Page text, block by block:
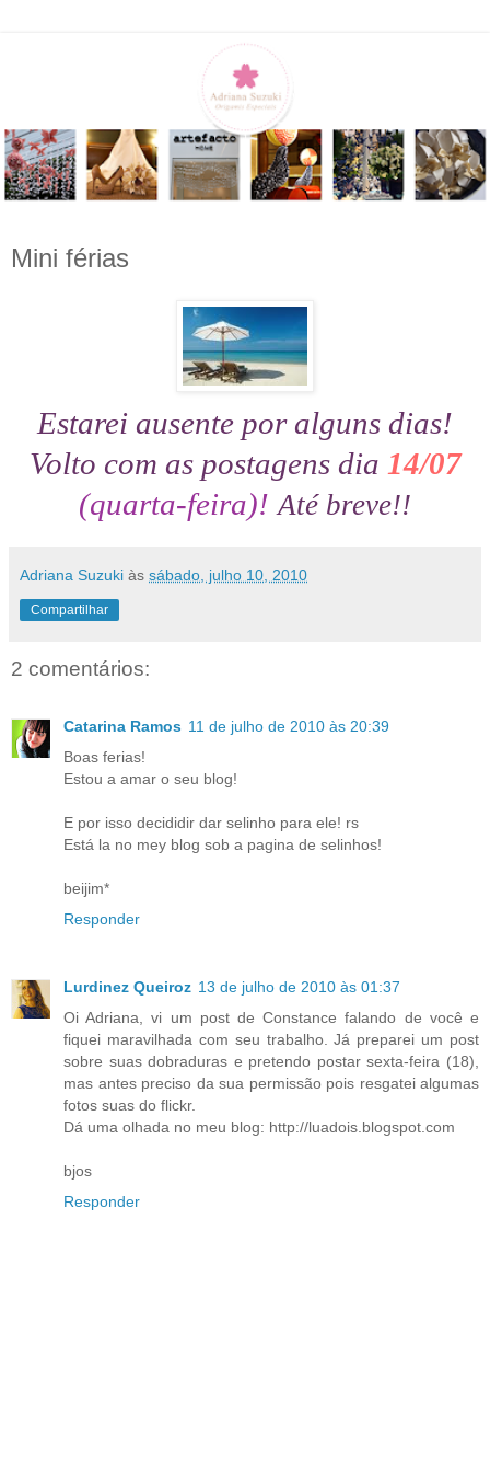
Mini férias
Estarei ausente por alguns dias!
Volto com as postagens dia 14/07
(quarta-feira)! Até breve!!
Adriana Suzuki às sábado, julho 10, 2010
Compartilhar
2 comentários:
Catarina Ramos 11 de julho de 2010 às 20:39
Boas ferias!
Estou a amar o seu blog!
E por isso decididir dar selinho para ele! rs
Está la no mey blog sob a pagina de selinhos!
beijim*
Responder
Lurdinez Queiroz 13 de julho de 2010 às 01:37
Oi Adriana, vi um post de Constance falando de você e
fiquei maravilhada com seu trabalho. Já preparei um post
sobre suas dobraduras e pretendo postar sexta-feira (18),
mas antes preciso da sua permissão pois resgatei algumas
fotos suas do flickr.
Dá uma olhada no meu blog: http://luadois.blogspot.com
bjos
Responder